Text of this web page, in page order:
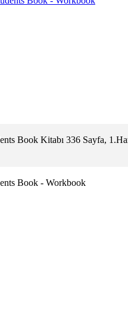
Book Kitabı 336 Sayfa,
Book - Workbook